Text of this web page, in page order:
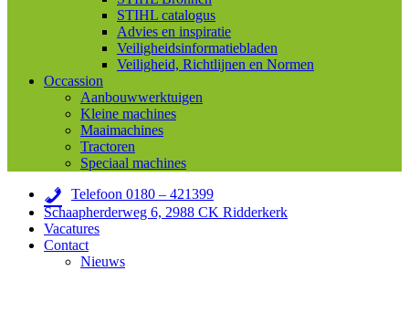
STIHL catalogus
Advies en inspiratie
Veiligheidsinformatiebladen
Veiligheid, Richtlijnen en Normen
Occassion
Aanbouwwerktuigen
Kleine machines
Maaimachines
Tractoren
Speciaal machines
Telefoon 0180 – 421399
Schaapherderweg 6, 2988 CK Ridderkerk
Vacatures
Contact
Nieuws